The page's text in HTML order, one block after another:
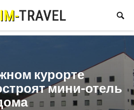
курорте
мини-отель